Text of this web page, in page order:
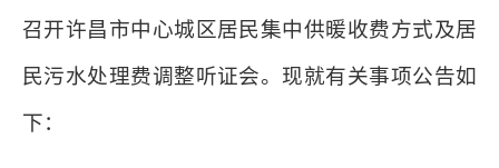
召开许昌市中心城区居民集中供暖收费方式及居
民污水处理费调整听证会。现就有关事项公告如
下：